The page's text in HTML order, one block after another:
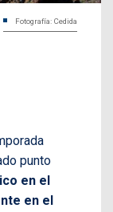
Fotografía: Cedida
punto
en el
en el